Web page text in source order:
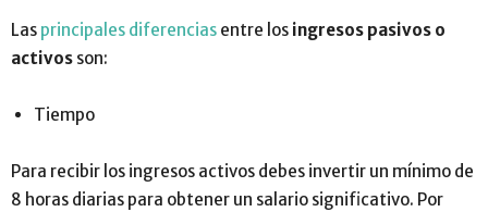
Las principales diferencias entre los ingresos pasivos o
activos son:
Tiempo
Para recibir los ingresos activos debes invertir un mínimo de
8 horas diarias para obtener un salario significativo. Por